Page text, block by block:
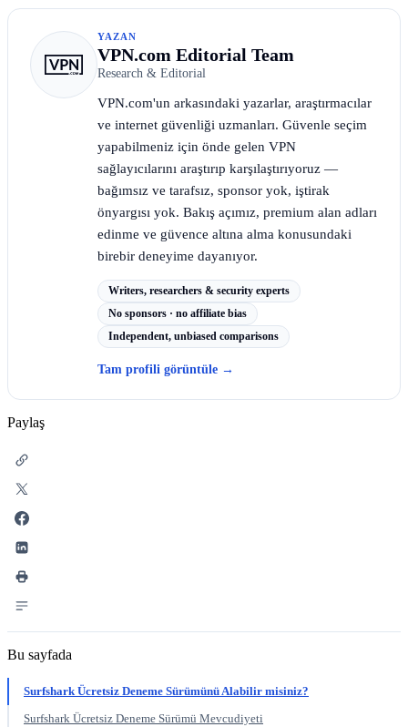
YAZAN
VPN.com Editorial Team
Research & Editorial
VPN.com'un arkasındaki yazarlar, araştırmacılar
ve internet güvenliği uzmanları. Güvenle seçim
yapabilmeniz için önde gelen VPN
sağlayıcılarını araştırıp karşılaştırıyoruz —
bağımsız ve tarafsız, sponsor yok, iştirak
önyargısı yok. Bakış açımız, premium alan adları
edinme ve güvence altına alma konusundaki
birebir deneyime dayanıyor.
Writers, researchers & security experts
No sponsors · no affiliate bias
Independent, unbiased comparisons
Tam profili görüntüle →
Paylaş
Bu sayfada
Surfshark Ücretsiz Deneme Sürümünü Alabilir misiniz?
Surfshark Ücretsiz Deneme Sürümü Mevcudiyeti